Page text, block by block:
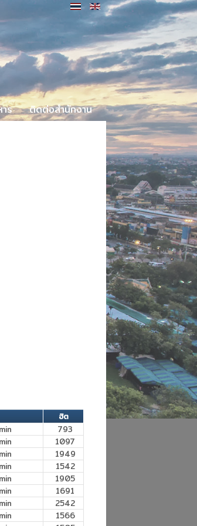
ร ติดต่อสำนักงาน
ฮิต
793
1097
1949
1542
1905
1691
2542
1566